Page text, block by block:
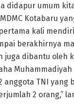
didapur umum
Kotabaru
kali
berakhirnya
juga dibantu oleh
anggota TNI yang
2 orang,”